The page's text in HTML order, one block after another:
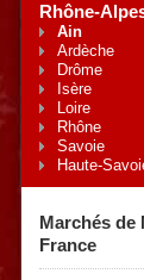
Rhône-
Ain
Ardèche
Drôme
Isère
Loire
Rhône
Savoie
Haute-
Marchés de
France